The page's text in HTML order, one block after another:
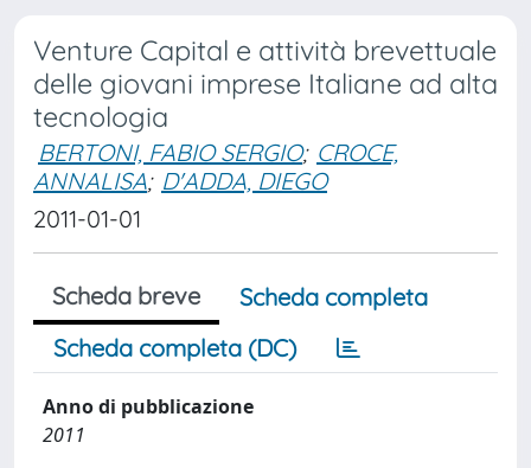
Venture Capital e attività brevettuale
delle giovani imprese Italiane ad alta
tecnologia
BERTONI, FABIO SERGIO; CROCE,
ANNALISA; D'ADDA, DIEGO
2011-01-01
Scheda breve
Scheda completa
Scheda completa (DC)
Anno di pubblicazione
2011